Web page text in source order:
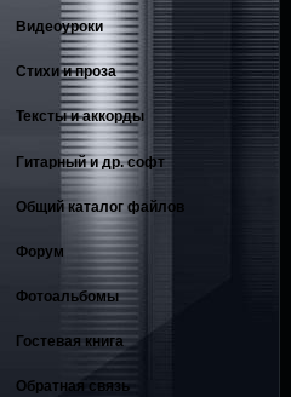
Видеоуроки
Стихи и проза
Тексты и аккорды
Гитарный и др. софт
Общий каталог файлов
Форум
Фотоальбомы
Гостевая книга
Обратная связь